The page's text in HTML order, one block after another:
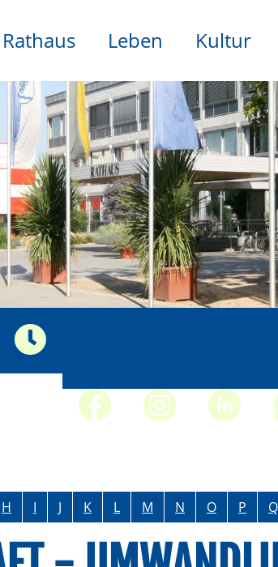
Rathaus Leben Kultur
H I J K L M N O P Q